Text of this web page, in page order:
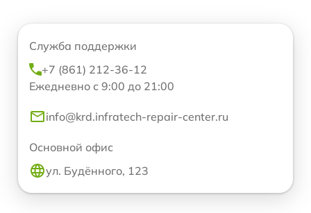
Служба поддержки
+7 (861) 212-36-12
Ежедневно с 9:00 до 21:00
info@krd.infratech-repair-center.ru
Основной офис
ул. Будённого, 123